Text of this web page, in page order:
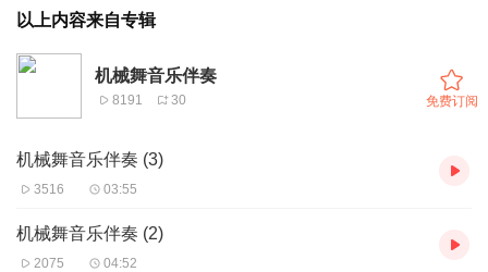
以上内容来自专辑
机械舞音乐伴奏
8191 30 免费订阅
机械舞音乐伴奏 (3)
3516 03:55
机械舞音乐伴奏 (2)
2075 04:52